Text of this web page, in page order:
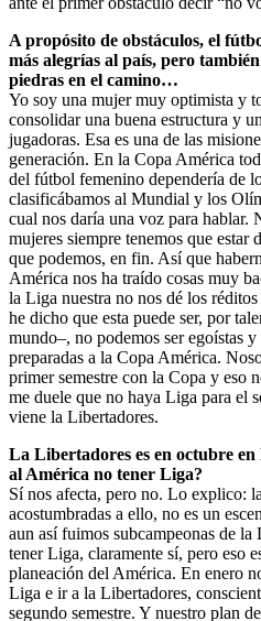
A propósito de obstáculos, el
más alegrías al país, pero
piedras en el camino…
Yo soy una mujer muy optimista y
consolidar una buena estructura y
jugadoras. Esa es una de las
generación. En la Copa América
del fútbol femenino dependería de
clasificábamos al Mundial y los
cual nos daría una voz para hablar.
mujeres siempre tenemos que estar
que podemos, en fin. Así que
América nos ha traído cosas muy
la Liga nuestra no nos dé los
he dicho que esta puede ser, por
mundo–, no podemos ser egoístas
preparadas a la Copa América.
primer semestre con la Copa y eso
me duele que no haya Liga para el
viene la Libertadores.
La Libertadores es en octubre
al América no tener Liga?
Sí nos afecta, pero no. Lo explico:
acostumbradas a ello, no es un
aun así fuimos subcampeonas de
tener Liga, claramente sí, pero eso
planeación del América. En enero
Liga e ir a la Libertadores,
segundo semestre. Y nuestro plan